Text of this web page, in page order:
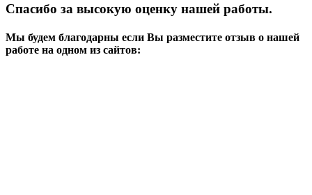
Спасибо за высокую оценку нашей работы.
Мы будем благодарны если Вы разместите отзыв о нашей
работе на одном из сайтов: